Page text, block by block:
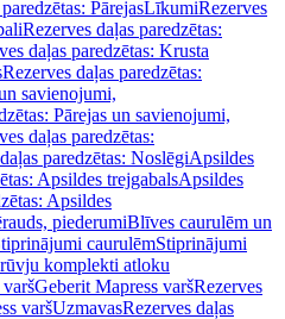
PārejasLīkumiRezerves
Rezerves daļas paredzētas:
daļas paredzētas: Krusta
Rezerves daļas paredzētas:
savienojumi,
Pārejas un savienojumi,
daļas paredzētas:
paredzētas: NoslēgiApsildes
Apsildes trejgabalsApsildes
Apsildes
piederumiBlīves caurulēm un
caurulēmStiprinājumi
komplekti atloku
Geberit Mapress varšRezerves
varšUzmavasRezerves daļas